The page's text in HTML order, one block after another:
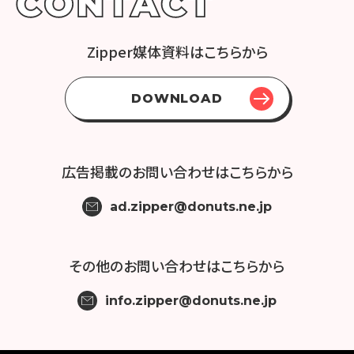
Zipper媒体資料はこちらから
DOWNLOAD
広告掲載のお問い合わせはこちらから
ad.zipper@donuts.ne.jp
その他のお問い合わせはこちらから
info.zipper@donuts.ne.jp